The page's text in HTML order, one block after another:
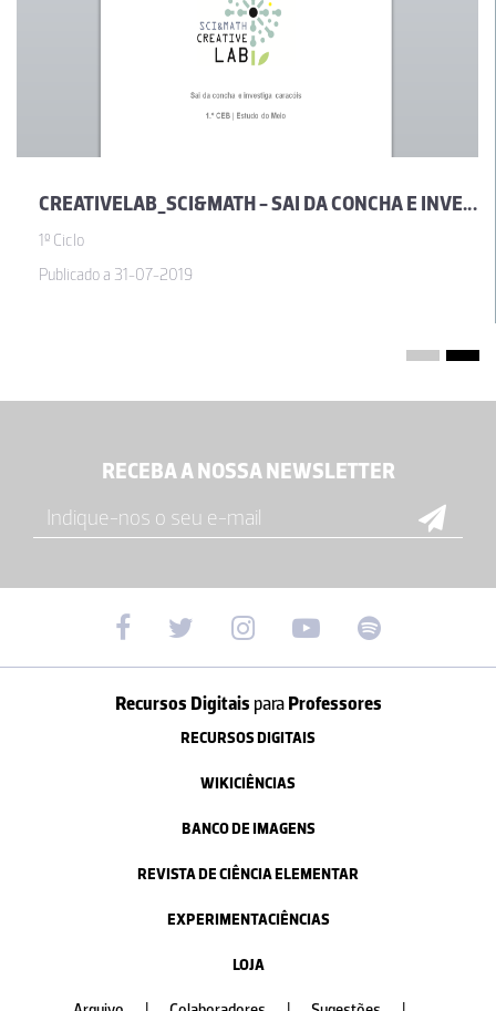
CREATIVELAB_SCI&MATH - SAI DA CONCHA E INVESTIGA CARACÓIS
1º Ciclo
Publicado a 31-07-2019
RECEBA A NOSSA NEWSLETTER
Recursos Digitais paraProfessores
RECURSOS DIGITAIS
WIKICIÊNCIAS
BANCO DE IMAGENS
REVISTA DE CIÊNCIA ELEMENTAR
EXPERIMENTACIÊNCIAS
LOJA